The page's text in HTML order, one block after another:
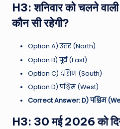
H3: शनिवार को चलने
कौन सी रहेगी?
Option A) उत्तर (North)
Option B) पूर्व (East)
Option C) दक्षिण (South)
Option D) पश्चिम (West)
Correct Answer: D) पश्चिम
H3: 30 मई 2026 को